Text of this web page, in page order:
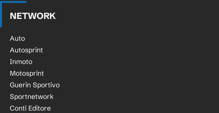
NETWORK
Auto
Autosprint
Inmoto
Motosprint
Guerin Sportivo
Sportnetwork
Conti Editore